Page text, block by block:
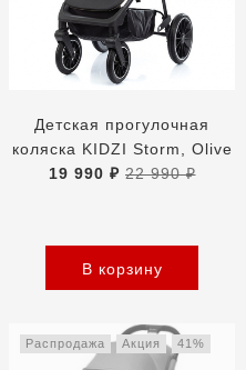
Детская прогулочная
коляска KIDZI Storm, Olive
19 990 ₽ 22 990 ₽
В корзину
Распродажа Акция 41%